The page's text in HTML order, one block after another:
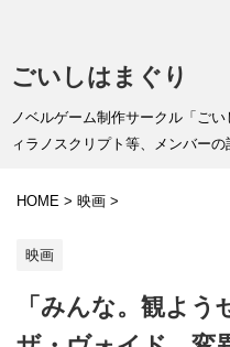
ごいしはまぐり
ノベルゲーム制作サークル「ご
ィラノスクリプト等、メンバーの
HOME > 映画 >
映画
「みんな。観よう